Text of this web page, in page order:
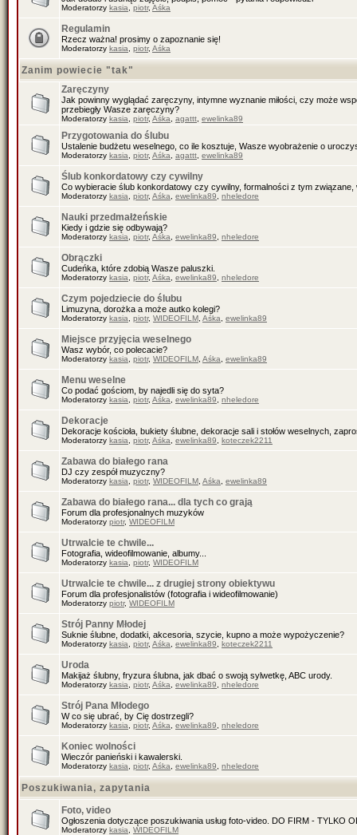
Moderatorzy kasia piotr, Aśka
Regulamin
Rzecz ważna! prosimy o zapoznanie się!
Moderatorzy kasia piotr, Aśka
Zanim powiecie "tak"
Zaręczyny
Jak powinny wyglądać zaręczyny, intymne wyznanie miłości, czy może
przebiegły Wasze zaręczyny?
Moderatorzy kasia piotr, Aśka agattt ewelinka89
Przygotowania do ślubu
Ustalenie budżetu weselnego, co ile kosztuje, Wasze wyobrażenie o
Moderatorzy kasia piotr, Aśka agattt ewelinka89
Ślub konkordatowy czy cywilny
Co wybieracie ślub konkordatowy czy cywilny, formalności z tym związane,
Moderatorzy kasia piotr, Aśka ewelinka89 nheledore
Nauki przedmałżeńskie
Kiedy i gdzie się odbywają?
Moderatorzy kasia piotr, Aśka ewelinka89 nheledore
Obrączki
Cudeńka, które zdobią Wasze paluszki.
Moderatorzy kasia piotr, Aśka ewelinka89 nheledore
Czym pojedziecie do ślubu
Limuzyna, dorożka a może autko kolegi?
Moderatorzy kasia piotr, WIDEOFILM Aśka ewelinka89
Miejsce przyjęcia weselnego
Wasz wybór, co polecacie?
Moderatorzy kasia piotr, WIDEOFILM Aśka ewelinka89
Menu weselne
Co podać gościom, by najedli się do syta?
Moderatorzy kasia piotr, Aśka ewelinka89 nheledore
Dekoracje
Dekoracje kościoła, bukiety ślubne, dekoracje sali i stołów weselnych,
Moderatorzy kasia piotr, Aśka ewelinka89 koteczek2211
Zabawa do białego rana
DJ czy zespół muzyczny?
Moderatorzy kasia piotr, WIDEOFILM Aśka ewelinka89
Zabawa do białego rana... dla tych co grają
Forum dla profesjonalnych muzyków
Moderatorzy piotr, WIDEOFILM
Utrwalcie te chwile...
Fotografia, wideofilmowanie, albumy...
Moderatorzy kasia piotr, WIDEOFILM
Utrwalcie te chwile... z drugiej strony obiektywu
Forum dla profesjonalistów (fotografia i wideofilmowanie)
Moderatorzy piotr, WIDEOFILM
Strój Panny Młodej
Suknie ślubne, dodatki, akcesoria, szycie, kupno a może wypożyczenie?
Moderatorzy kasia piotr, Aśka ewelinka89 koteczek2211
Uroda
Makijaż ślubny, fryzura ślubna, jak dbać o swoją sylwetkę, ABC urody.
Moderatorzy kasia piotr, Aśka ewelinka89 nheledore
Strój Pana Młodego
W co się ubrać, by Cię dostrzegli?
Moderatorzy kasia piotr, Aśka ewelinka89 nheledore
Koniec wolności
Wieczór panieński i kawalerski.
Moderatorzy kasia piotr, Aśka ewelinka89 nheledore
Poszukiwania, zapytania
Foto, video
Ogłoszenia dotyczące poszukiwania usług foto-video. DO FIRM - TYLKO
Moderatorzy kasia WIDEOFILM